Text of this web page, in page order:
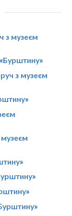
з музеєм
з музеєм
музеєм